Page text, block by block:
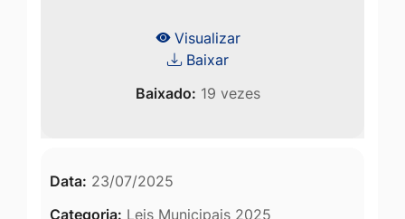
Visualizar
Baixar
Baixado: 19 vezes
Data: 23/07/2025
Categoria: Leis Municipais 2025